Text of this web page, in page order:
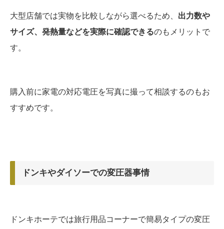
大型店舗では実物を比較しながら選べるため、 出力数や
サイズ、発熱量などを実際に確認できるのもメリットで
す。
購入前に家電の対応電圧を写真に撮って相談するのもお
すすめです。
ドンキやダイソーでの変圧器事情
ドンキホーテでは旅行用品コーナーで簡易タイプの変圧